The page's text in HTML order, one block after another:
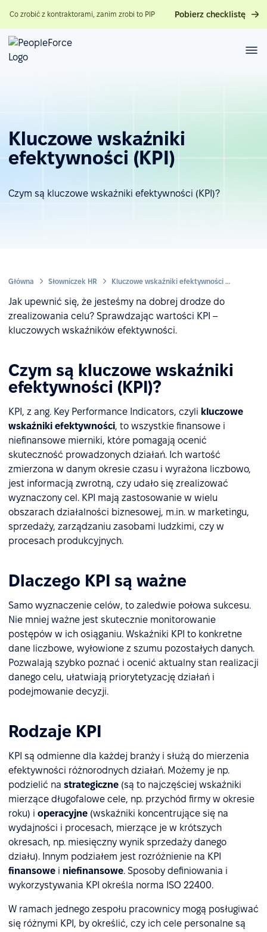
Co zrobić z kontraktorami, zanim zrobi to PIP Pobierz checklistę
Kluczowe wskaźniki
efektywności (KPI)
Czym są kluczowe wskaźniki efektywności (KPI)?
Główna Słowniczek HR Kluczowe wskaźniki efektywności (KPI)
Jak upewnić się, że jesteśmy na dobrej drodze do
zrealizowania celu? Sprawdzając wartości KPI –
kluczowych wskaźników efektywności.
Czym są kluczowe wskaźniki
efektywności (KPI)?
KPI, z ang. Key Performance Indicators, czyli kluczowe
wskaźniki efektywności, to wszystkie finansowe i
niefinansowe mierniki, które pomagają ocenić
skuteczność prowadzonych działań. Ich wartość
zmierzona w danym okresie czasu i wyrażona liczbowo,
jest informacją zwrotną, czy udało się zrealizować
wyznaczony cel. KPI mają zastosowanie w wielu
obszarach działalności biznesowej, m.in. w marketingu,
sprzedaży, zarządzaniu zasobami ludzkimi, czy w
procesach produkcyjnych.
Dlaczego KPI są ważne
Samo wyznaczenie celów, to zaledwie połowa sukcesu.
Nie mniej ważne jest skutecznie monitorowanie
postępów w ich osiąganiu. Wskaźniki KPI to konkretne
dane liczbowe, wyłowione z szumu pozostałych danych.
Pozwalają szybko poznać i ocenić aktualny stan realizacji
danego celu, ułatwiają priorytetyzację działań i
podejmowanie decyzji.
Rodzaje KPI
KPI są odmienne dla każdej branży i służą do mierzenia
efektywności różnorodnych działań. Możemy je np.
podzielić na strategiczne (są to najczęściej wskaźniki
mierzące długofalowe cele, np. przychód firmy w okresie
roku) i operacyjne (wskaźniki koncentrujące się na
wydajności i procesach, mierzące je w krótszych
okresach, np. miesięczny wynik sprzedaży danego
działu). Innym podziałem jest rozróżnienie na KPI
finansowe i niefinansowe. Sposoby definiowania i
wykorzystywania KPI określa norma ISO 22400.
W ramach jednego zespołu pracownicy mogą posługiwać
się różnymi KPI, by określić, czy ich cele personalne są